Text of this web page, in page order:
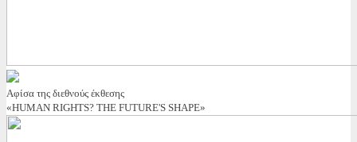
Αφίσα της διεθνούς έκθεσης
«HUMAN RIGHTS? THE FUTURE'S SHAPE»